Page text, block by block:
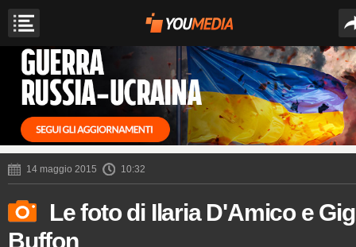
14 maggio 2015 10:32
Le foto di Ilaria D'Amico e
Buffon